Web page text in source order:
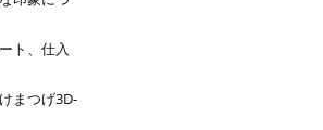
ト、仕入
まつげ3D-